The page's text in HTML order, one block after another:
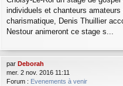
individuels et chanteurs
charismatique, Denis Thuillier
Nestour animeront ce stage s...
par Deborah
mer. 2 nov. 2016 11:11
Forum : Evenements à venir